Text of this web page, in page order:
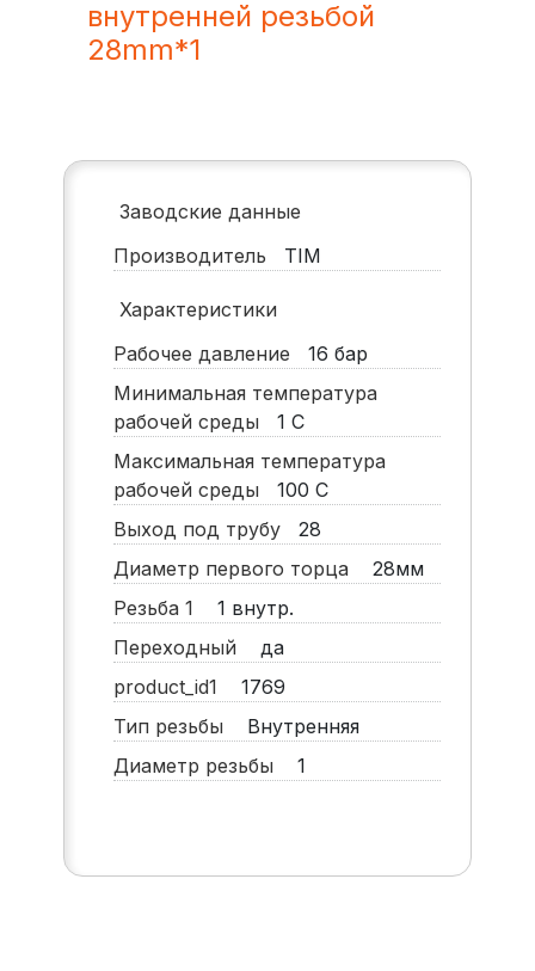
внутренней резьбой
28mm*1
Заводские данные
Производитель
TIM
Характеристики
Рабочее давление
16 бар
Минимальная температура
рабочей среды
1 С
Максимальная температура
рабочей среды
100 С
Выход под трубу
28
Диаметр первого торца
28мм
Резьба 1
1 внутр.
Переходный
да
product_id1
1769
Тип резьбы
Внутренняя
Диаметр резьбы
1